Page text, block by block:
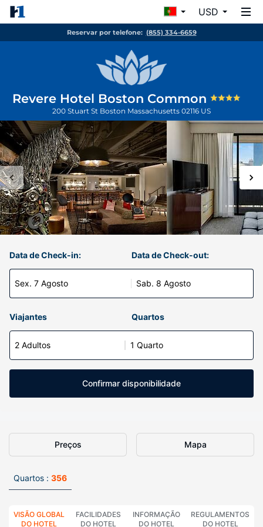
USD
Reservar por telefone: (855) 334-6659
Revere Hotel Boston Common
200 Stuart St Boston Massachusetts 02116 US
Data de Check-in:
Sex. 7 Agosto
Data de Check-out:
Sab. 8 Agosto
Viajantes Quartos
2 Adultos 1 Quarto
Confirmar disponibilidade
Preços Mapa
Quartos : 356
VISÃO GLOBAL
DO HOTEL
FACILIDADES
DO HOTEL
INFORMAÇÃO
DO HOTEL
REGULAMENTOS
DO HOTEL